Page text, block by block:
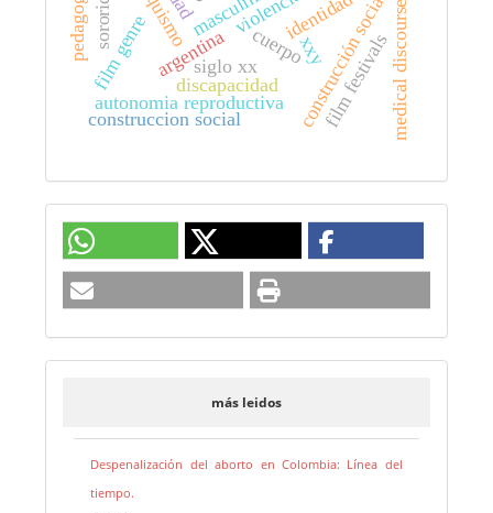
cuerpo
identidad
argentina
siglo xx
discapacidad
construcción social
autonomia reproductiva
construccion social film festivals
xxy
film genre medical discourse
pedagogia
más leidos
Despenalización del aborto en Colombia: Línea del
tiempo.